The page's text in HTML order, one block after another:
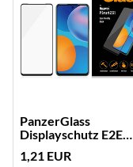
PanzerGlass
Displayschutz E2E
1,21 EUR